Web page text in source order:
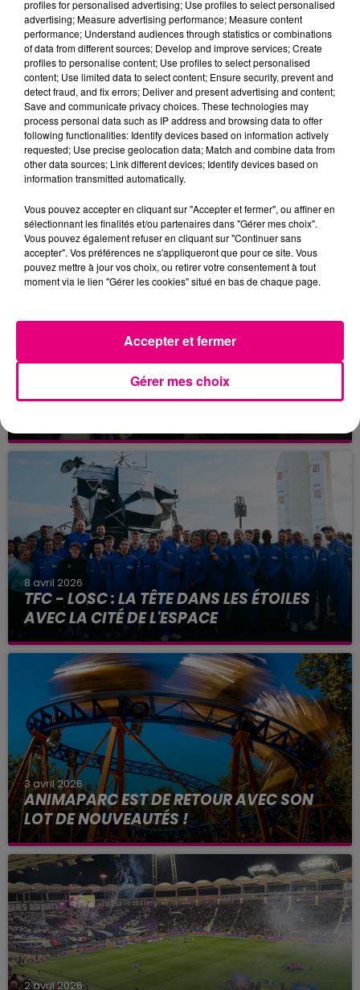
PRÉSIDENT DU SICOVAL
14 avril 2026
CAPITOLIUM : COLLABORATION
TOULOUSAIN...
INCENDIE : UN MORT & DEUX BLESSÉS
8 avril 2026
TFC - LOSC : LA TÊTE DANS LES ÉTOILES
AVEC LA CITÉ DE L'ESPACE
3 avril 2026
ANIMAPARC EST DE RETOUR AVEC SON
LOT DE NOUVEAUTÉS !
2 avril 2026
profiles for personalised advertising; Use profiles to select personalised
advertising; Measure advertising performance; Measure content
performance; Understand audiences through statistics or combinations
of data from different sources; Develop and improve services; Create
profiles to personalise content; Use profiles to select personalised
content; Use limited data to select content; Ensure security, prevent and
detect fraud, and fix errors; Deliver and present advertising and content;
Save and communicate privacy choices. These technologies may
process personal data such as IP address and browsing data to offer
following functionalities: Identify devices based on information actively
requested; Use precise geolocation data; Match and combine data from
other data sources; Link different devices; Identify devices based on
information transmitted automatically.
Vous pouvez accepter en cliquant sur "Accepter et fermer", ou affiner en
sélectionnant les finalités et/ou partenaires dans "Gérer mes choix".
Vous pouvez également refuser en cliquant sur "Continuer sans
accepter". Vos préférences ne s'appliqueront que pour ce site. Vous
pouvez mettre à jour vos choix, ou retirer votre consentement à tout
moment via le lien "Gérer les cookies" situé en bas de chaque page.
Gérer mes choix
Accepter et fermer